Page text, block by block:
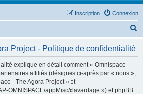
Connexion
Inscription
Project - Politique de confidentialité
explique en détail comment « Omnispace -
affiliés (désignés ci-après par « nous »,
- The Agora Project » et
OMNISPACE/appMisc/clavardage ») et phpBB